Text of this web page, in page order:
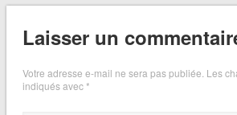
Laisser un
Votre adresse e-mail ne sera pas publiée. Les
indiqués avec*